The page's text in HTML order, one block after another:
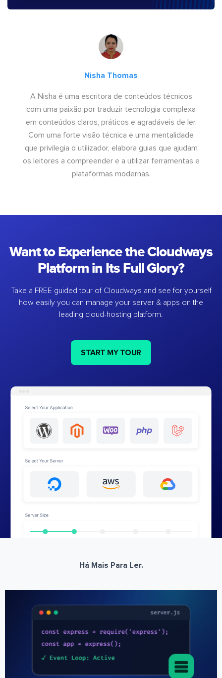
Nisha Thomas
A Nisha é uma escritora de conteúdos técnicos
com uma paixão por traduzir tecnologia complexa
em conteúdos claros, práticos e agradáveis de ler.
Com uma forte visão técnica e uma mentalidade
que privilegia o utilizador, elabora guias que ajudam
os leitores a compreender e a utilizar ferramentas e
plataformas modernas.
Want to Experience the Cloudways
Platform in Its Full Glory?
Take a FREE guided tour of Cloudways and see for yourself
how easily you can manage your server & apps on the
leading cloud-hosting platform.
START MY TOUR
Há Mais Para Ler.